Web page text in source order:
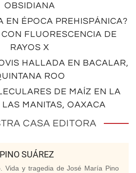
OBSIDIANA
EN ÉPOCA PREHISPÁNICA?
FLUORESCENCIA DE
RAYOS X
HALLADA EN BACALAR,
ROO
DE MAÍZ EN LA
MANITAS, OAXACA
CASA EDITORA
PINO SUÁREZ
Vida y tragedia de José María Pino